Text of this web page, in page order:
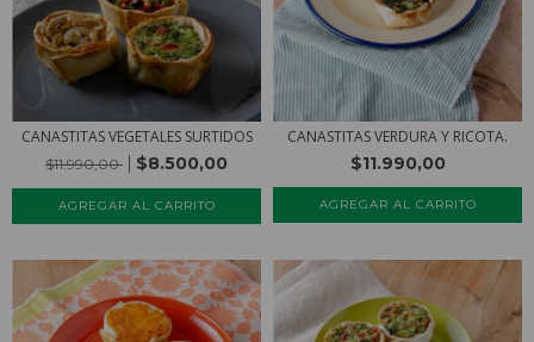
CANASTITAS VEGETALES SURTIDOS
$11.990,00 $8.500,00
CANASTITAS VERDURA Y RICOTA.
$11.990,00